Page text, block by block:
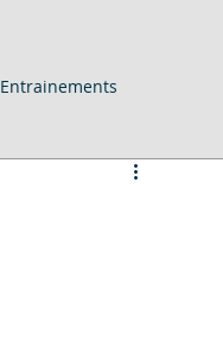
Entrainements
CMGA - Pamplona 2025